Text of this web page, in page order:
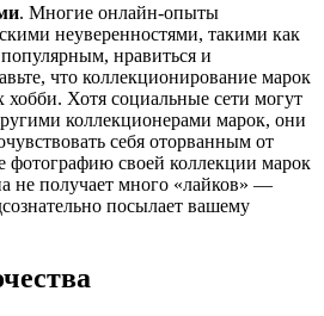
. Многие онлайн-опыты
неуверенностями, такими как
нравиться и
что коллекционирование марок
Хотя социальные сети могут
коллекционерами марок, они
себя оторванным от
фотографию своей коллекции марок
не получает много «лайков» —
посылает вашему